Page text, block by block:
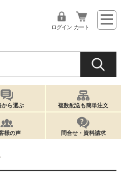
ログイン カート
から選ぶ 複数配送も簡単注文
様の声 問合せ・資料請求